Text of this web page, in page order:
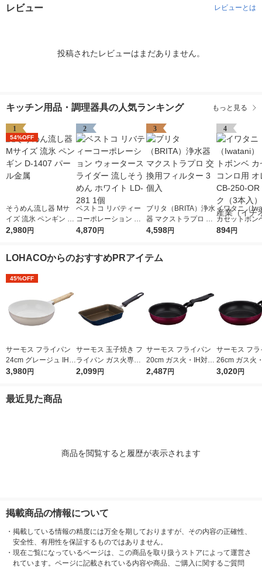
レビュー レビューとは
投稿されたレビューはまだありません。
キッチン用品・調理器具の人気ランキング もっと見る
1
54%OFF
そうめん流し器 Mサ
イズ 流氷 ペンギン D-
1407 パール金属
2,980円
2
ベストコ リバティー
コーポレーション ウ
ォータースライダー
4,870円
3
ブリタ（BRITA）浄水
器 マクストラプロ 交
換用フィルター 3個入
4,598円
4
イワタニ（
カセットボン
ットコンロ用
894円
LOHACOからのおすすめPRアイテム
45%OFF
サーモス フライパン
24cm グレージュ IH/
ガス火対応 KFO-024
3,980円
サーモス 玉子焼き フ
ライパン ガス火専用
ネイビー KFI-013E N
2,099円
サーモス フライパン
20cm ガス火・IH対応
レッド KFM-020 R1個
2,487円
サーモス フラ
26cm ガス火
レッド KFM-
3,020円
最近見た商品
商品を閲覧すると履歴が表示されます
掲載商品の情報について
・ 掲載している情報の精度には万全を期しておりますが、その内容の正確性、
安全性、有用性を保証するものではありません。
・ 現在ご覧になっているページは、この商品を取り扱うストアによって運営さ
れています。ページに記載されている内容や商品、ご購入に関するご質問